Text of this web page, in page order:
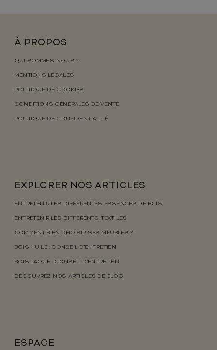
À PROPOS
QUI SOMMES-NOUS ?
MENTIONS LÉGALES
POLITIQUE DE COOKIES
CONDITIONS GÉNÉRALES DE VENTE
POLITIQUE DE CONFIDENTIALITÉ
EXPLORER NOS ARTICLES
ENTRETENIR LES DIFFÉRENTES ESSENCES DE BOIS
ENTRETENIR LES DIFFÉRENTS TEXTILES
COMMENT BIEN CHOISIR SES MEUBLES ?
BOIS HUILÉ : CONSEIL D’ENTRETIEN
BOIS LAQUÉ : CONSEIL D’ENTRETIEN
DÉCOUVREZ NOS ARTICLES DE BLOG
ESPACE